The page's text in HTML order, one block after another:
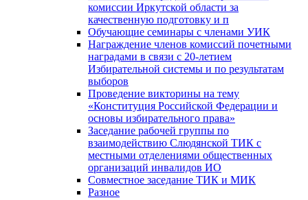
комиссии Иркутской области за
качественную подготовку и п
Обучающие семинары с членами УИК
Награждение членов комиссий почетными
наградами в связи с 20-летием
Избирательной системы и по результатам
выборов
Проведение викторины на тему
«Конституция Российской Федерации и
основы избирательного права»
Заседание рабочей группы по
взаимодействию Слюдянской ТИК с
местными отделениями общественных
организаций инвалидов ИО
Совместное заседание ТИК и МИК
Разное